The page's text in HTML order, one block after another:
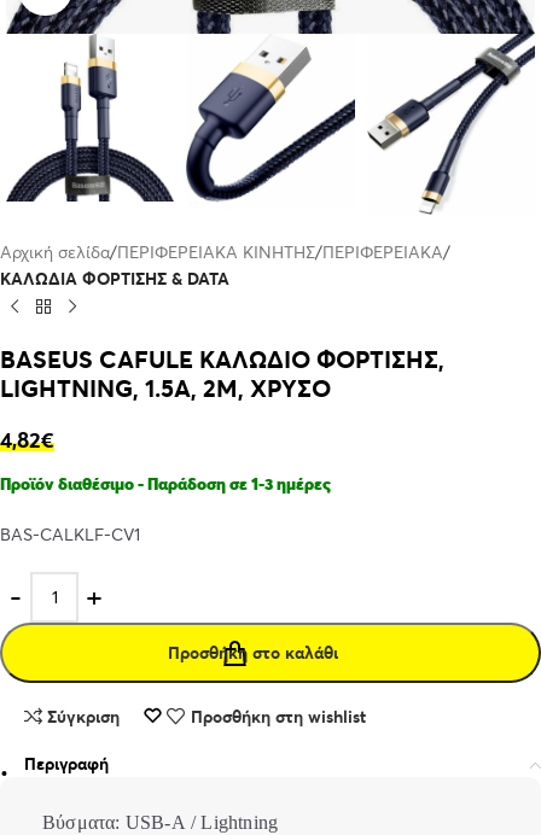
Αρχική σελίδα ΠΕΡΙΦΕΡΕΙΑΚΑ ΚΙΝΗΤΗΣ ΠΕΡΙΦΕΡΕΙΑΚΑ
ΚΑΛΩΔΙΑ ΦΟΡΤΙΣΗΣ & DATA
BASEUS CAFULE ΚΑΛΩΔΙΟ ΦΟΡΤΙΣΗΣ,
LIGHTNING, 1.5A, 2M, ΧΡΥΣΟ
4,82€
Προϊόν διαθέσιμο - Παράδοση σε 1-3 ημέρες
BAS-CALKLF-CV1
Προσθήκη στο καλάθι
Σύγκριση Προσθήκη στη wishlist
Περιγραφή
Βύσματα: USB-A / Lightning